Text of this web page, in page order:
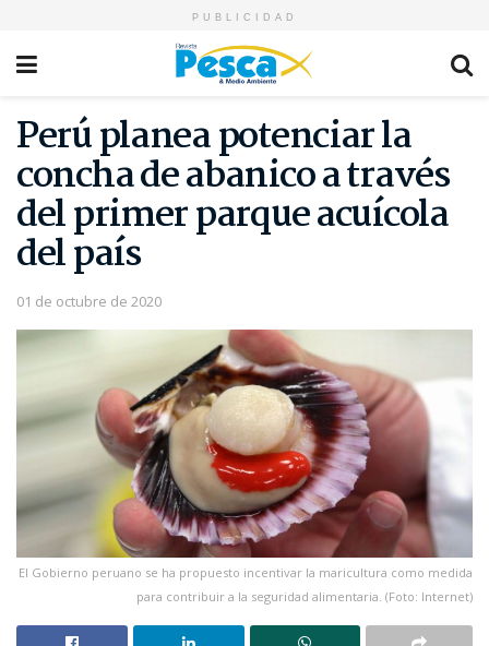
PUBLICIDAD
Perú planea potenciar la
concha de abanico a través
del primer parque acuícola
del país
01 de octubre de 2020
El Gobierno peruano se ha propuesto incentivar la maricultura como medida
para contribuir a la seguridad alimentaria. (Foto: Internet)